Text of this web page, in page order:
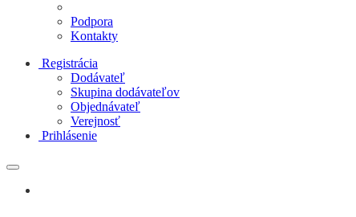
Podpora
Kontakty
Registrácia
Dodávateľ
Skupina dodávateľov
Objednávateľ
Verejnosť
Prihlásenie